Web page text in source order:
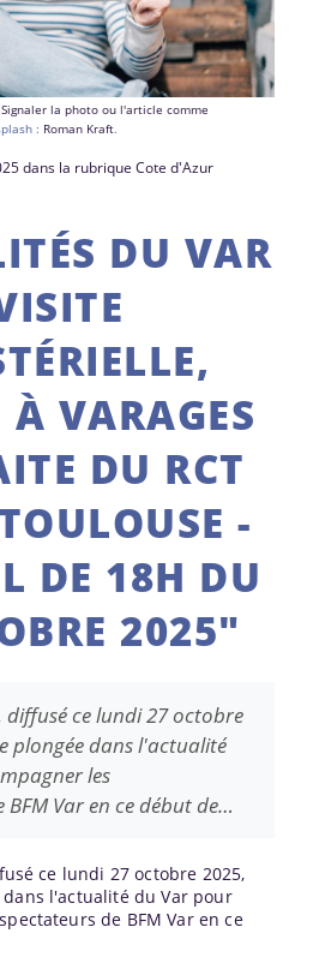
la photo ou l'article comme
: Roman Kraft.
dans la rubrique Cote d'Azur
DU VAR
À VARAGES
DU RCT
-
DE 18H DU
2025"
diffusé ce lundi 27 octobre
plongée dans l'actualité
les
BFM Var en ce début de…
ce lundi 27 octobre 2025,
dans l'actualité duVarpour
de BFM Var en ce